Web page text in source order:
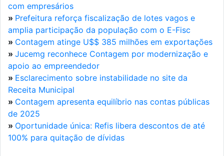
com empresários
» Prefeitura reforça fiscalização de lotes vagos e
amplia participação da população com o E-Fisc
» Contagem atinge U$$ 385 milhões em exportações
» Jucemg reconhece Contagem por modernização e
apoio ao empreendedor
» Esclarecimento sobre instabilidade no site da
Receita Municipal
» Contagem apresenta equilíbrio nas contas públicas
de 2025
» Oportunidade única: Refis libera descontos de até
100% para quitação de dívidas